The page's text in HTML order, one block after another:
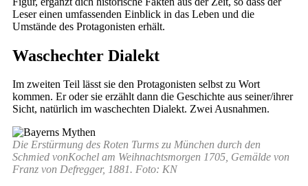
Leser einen umfassenden Einblick in das Leben und die
Umstände des Protagonisten erhält.
Waschechter Dialekt
Im zweiten Teil lässt sie den Protagonisten selbst zu Wort
kommen. Er oder sie erzählt dann die Geschichte aus seiner/ihrer
Sicht, natürlich im waschechten Dialekt. Zwei Ausnahmen.
Die Erstürmung des Roten Turms zu München durch den
Schmied vonKochel am Weihnachtsmorgen 1705, Gemälde von
Franz von Defregger, 1881. Foto: KN